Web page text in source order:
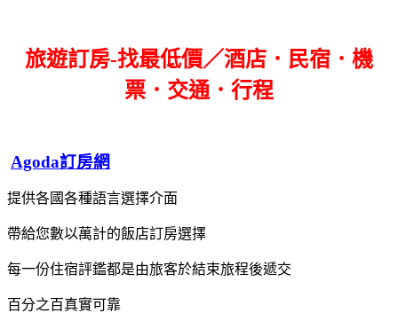
旅遊訂房-找最低價／酒店．民宿．機
票．交通．行程
Agoda訂房網
提供各國各種語言選擇介面
帶給您數以萬計的飯店訂房選擇
每一份住宿評鑑都是由旅客於結束旅程後遞交
百分之百真實可靠